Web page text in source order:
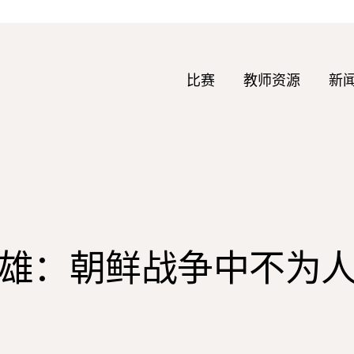
比赛 教师资源 新
：朝鲜战争中不为